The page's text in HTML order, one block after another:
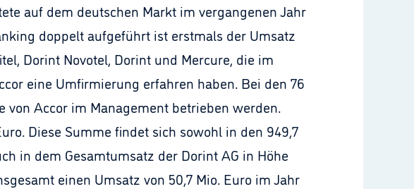
auf dem deutschen Markt im vergangenen Jahr
doppelt aufgeführt ist erstmals der Umsatz
Dorint Novotel, Dorint und Mercure, die im
eine Umfirmierung erfahren haben. Bei den 76
Accor im Management betrieben werden.
Diese Summe findet sich sowohl in den 949,7
in dem Gesamtumsatz der Dorint AG in Höhe
einen Umsatz von 50,7 Mio. Euro im Jahr